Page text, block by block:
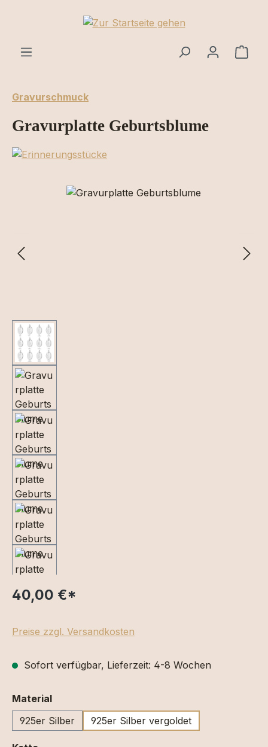
Zum Hauptinhalt springen
Gravurschmuck
Gravurplatte Geburtsblume
Bildergalerie überspringen
40,00 €*
Preise zzgl. Versandkosten
Sofort verfügbar, Lieferzeit: 4-8 Wochen
Materialauswählen
925er Silber
925er Silber vergoldet